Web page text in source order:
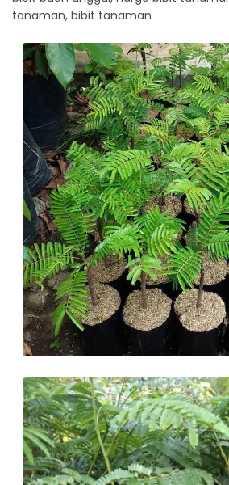
tanaman, bibit tanaman